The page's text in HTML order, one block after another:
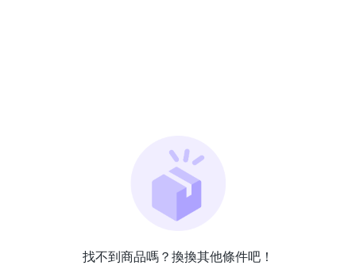
找不到商品嗎？換換其他條件吧！